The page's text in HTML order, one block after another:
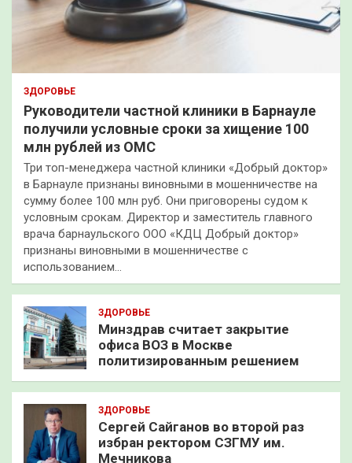
ЗДОРОВЬЕ
Руководители частной клиники в Барнауле
получили условные сроки за хищение 100
млн рублей из ОМС
Три топ-менеджера частной клиники «Добрый доктор»
в Барнауле признаны виновными в мошенничестве на
сумму более 100 млн руб. Они приговорены судом к
условным срокам. Директор и заместитель главного
врача барнаульского ООО «КДЦ Добрый доктор»
признаны виновными в мошенничестве с
использованием…
ЗДОРОВЬЕ
Минздрав считает закрытие
офиса ВОЗ в Москве
политизированным решением
ЗДОРОВЬЕ
Сергей Сайганов во второй раз
избран ректором СЗГМУ им.
Мечникова